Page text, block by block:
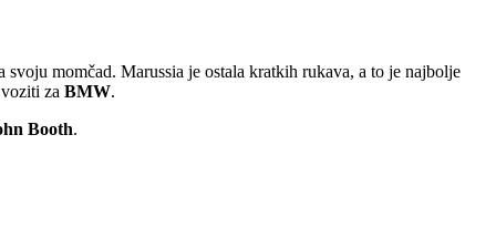
momčad. Marussia je ostala kratkih rukava, a to je najbolje
za BMW.
Booth.